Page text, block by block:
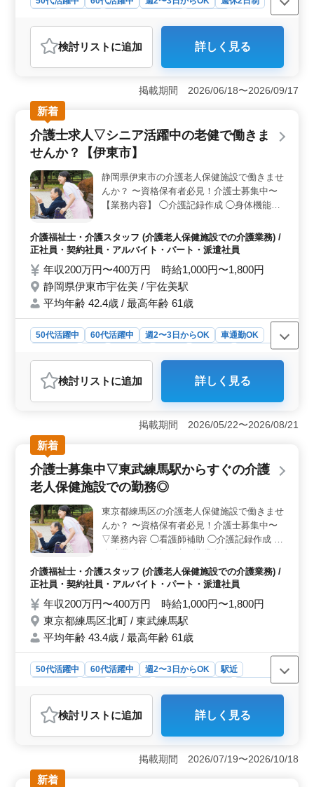
介護福祉士・介護スタッフ
おすすめポイント
＜シニア世代活躍中＞ シニア世代が大いに活躍中の老
健でのお仕事。 経験を共有し、心地よい職場環境で、
お互いにサポートしながら仕事ができます。 ＜多彩
な業務内容＞ 介助業務から身体機能の維持・回復サポ
ートまで。 経験を活かせる幅広い業務があり、やりが
いと成長を感じながら働けます。 ＜アクセス便利
＞ 施設はアクセスが良好。通勤もスムーズで、仕事と
支給で安心。
検討リスト に追加 詳しく見る
掲載期間 2026/06/18〜2026/09/17
新着
介護士求人▽シニア活躍中の老健で働きま
せんか？【伊東市】
静岡県伊東市の介護老人保健施設で働きませ
んか？ 〜資格保有者必見！介護士募集中〜
【業務内容】 ◯介護記録作成 ◯身体機能の
務（食事介助、排泄介助など）など 【備
考】 ◯社会保険完備 ◯シフト制(週3日以上
のご応募お待ちしております！ まずはお気
軽にお問い合わせください♪
介護福祉士・介護スタッフ (介護老人保健施設での介護業務) /
正社員・契約社員・アルバイト・パート・派遣社員
年収200万円〜400万円 時給1,000円〜1,800円
静岡県伊東市宇佐美 / 宇佐美駅
平均年齢 42.4歳 / 最高年齢 61歳
50代活躍中 60代活躍中 週2〜3日からOK
車通勤OK
派遣社員
介護福祉士・介護スタッフ
おすすめポイント
＜シニア介護士におすすめ＞ 静岡県伊東市の介護老人
保健施設で、介護士さんを募集しています。 資格保有
者必見の求人です！ 業務内容は多岐にわたり、介護記
録作成から身体機能の維持・回復サポート、看護師補
助、介助業務（食事介助、排泄介助など）まで、幅広い
業務があります。 ＜働きやすい環境＞ シフトは週3
日以上で勤務日数が相談可能な週休2日制が採用されてお
す。 ＜ご応募お待ちしています＞ 経験豊富な介護
士の皆様、ぜひご応募をお待ちしています介護の専門ス
キルを活かして、高齢者の健康と幸福に貢献しましょ
う。
検討リスト に追加 詳しく見る
掲載期間 2026/05/22〜2026/08/21
新着
介護士募集中▽東武練馬駅からすぐの介護
老人保健施設での勤務◎
東京都練馬区の介護老人保健施設で働きませ
んか？ 〜資格保有者必見！介護士募集中〜
▽業務内容 ◯看護師補助 ◯介護記録作成 ◯
介助業務（食事介助、排泄介助など）など
▽備考 ◯東武練馬駅からアクセス良好♪
◯シフト制(週3日以上相談可能) ◯週休二日
まずはお気軽にお問い合わせください◎
介護福祉士・介護スタッフ (介護老人保健施設での介護業務) /
正社員・契約社員・アルバイト・パート・派遣社員
年収200万円〜400万円 時給1,000円〜1,800円
東京都練馬区北町 / 東武練馬駅
平均年齢 43.4歳 / 最高年齢 61歳
50代活躍中 60代活躍中 週2〜3日からOK
駅近
派遣社員
介護福祉士・介護スタッフ
おすすめポイント
＜駅近介護老人保健施設の介護士募集＞ 東武練馬駅か
ら徒歩圏内に位置する介護老人保健施設での介護士を募
集してます。この施設では高齢者の方々が安心して生活
できるよう質の高いケアと支援を提供しています。そん
検討リスト に追加 詳しく見る
掲載期間 2026/07/19〜2026/10/18
新着